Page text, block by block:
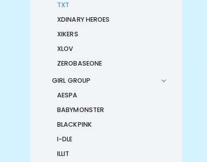
TXT
XDINARY HEROES
XIKERS
XLOV
ZEROBASEONE
GIRL GROUP
AESPA
BABYMONSTER
BLACKPINK
I-DLE
ILLIT